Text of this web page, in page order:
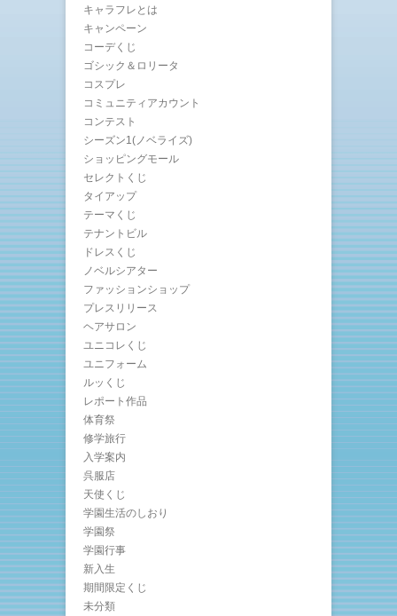
キャラフレとは
キャンペーン
コーデくじ
ゴシック＆ロリータ
コスプレ
コミュニティアカウント
コンテスト
シーズン1(ノベライズ)
ショッピングモール
セレクトくじ
タイアップ
テーマくじ
テナントビル
ドレスくじ
ノベルシアター
ファッションショップ
プレスリリース
ヘアサロン
ユニコレくじ
ユニフォーム
ルッくじ
レポート作品
体育祭
修学旅行
入学案内
呉服店
天使くじ
学園生活のしおり
学園祭
学園行事
新入生
期間限定くじ
未分類